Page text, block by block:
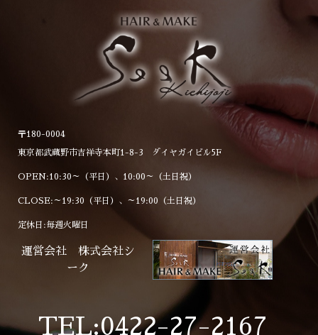
〒180-0004
東京都武蔵野市吉祥寺本町1-8-3 ダイヤガイビル5F
OPEN:10:30～（平日）、10:00～（土日祝）
CLOSE:～19:30（平日）、～19:00（土日祝）
定休日:毎週火曜日
運営会社 株式会社シ
ーク
TEL:0422-27-2167